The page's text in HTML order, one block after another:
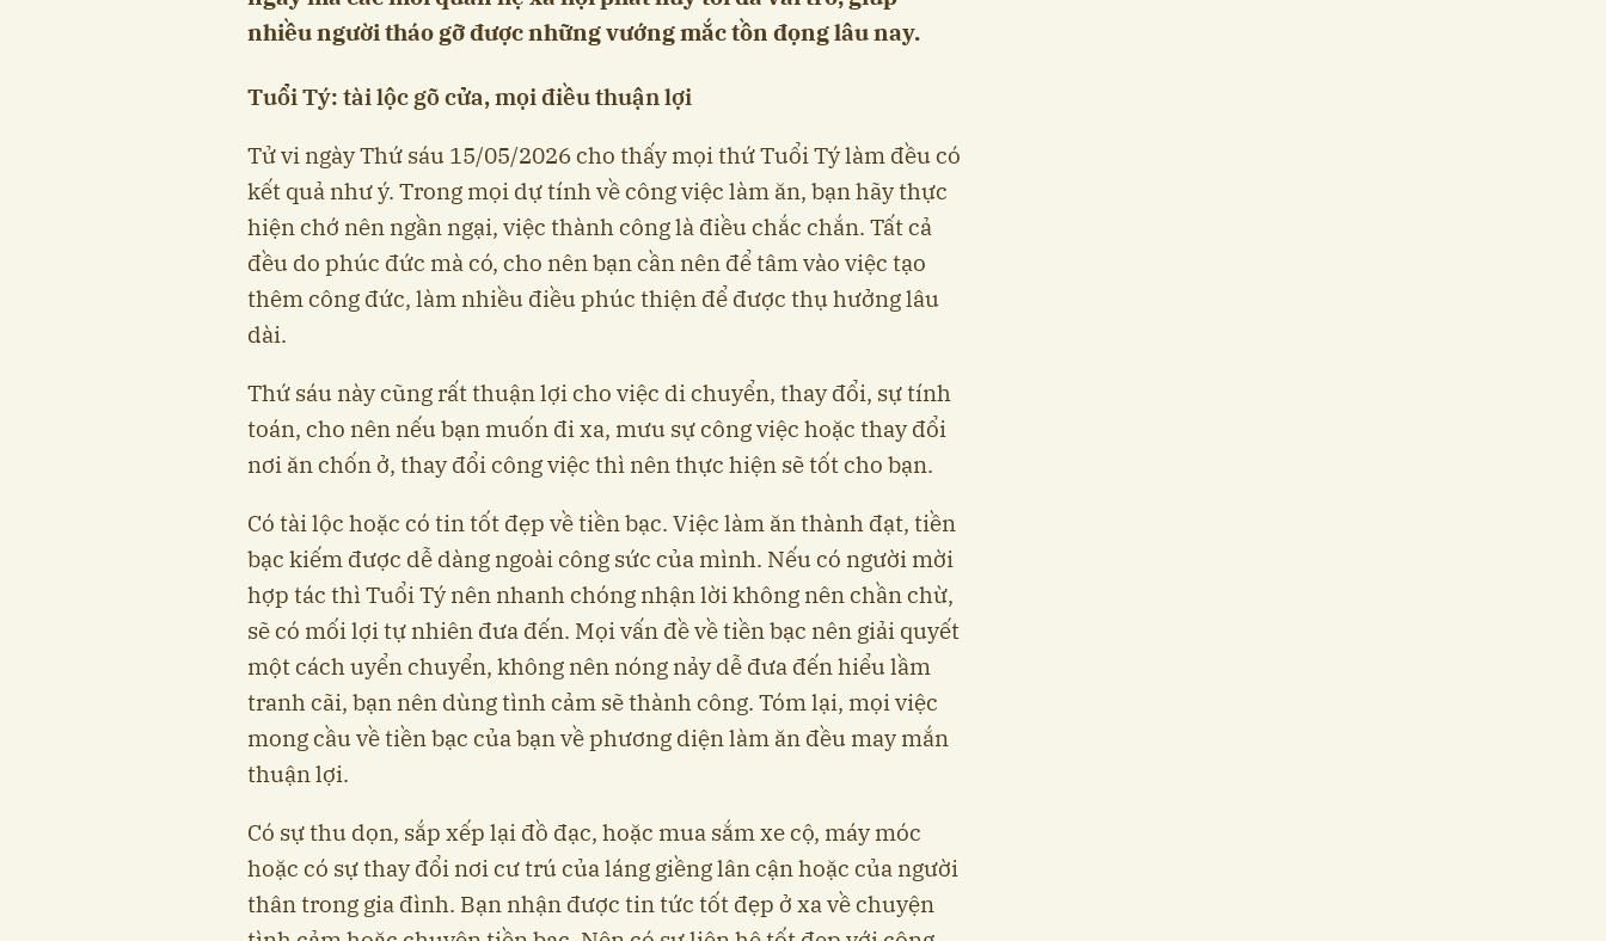
nhiều người tháo gỡ được những vướng mắc tồn đọng lâu nay.
Tuổi Tý: tài lộc gõ cửa, mọi điều thuận lợi
Tử vi ngày Thứ sáu 15/05/2026 cho thấy mọi thứ Tuổi Tý làm đều có
kết quả như ý. Trong mọi dự tính về công việc làm ăn, bạn hãy thực
hiện chớ nên ngần ngại, việc thành công là điều chắc chắn. Tất cả
đều do phúc đức mà có, cho nên bạn cần nên để tâm vào việc tạo
thêm công đức, làm nhiều điều phúc thiện để được thụ hưởng lâu
dài.
Thứ sáu này cũng rất thuận lợi cho việc di chuyển, thay đổi, sự tính
toán, cho nên nếu bạn muốn đi xa, mưu sự công việc hoặc thay đổi
nơi ăn chốn ở, thay đổi công việc thì nên thực hiện sẽ tốt cho bạn.
Có tài lộc hoặc có tin tốt đẹp về tiền bạc. Việc làm ăn thành đạt, tiền
bạc kiếm được dễ dàng ngoài công sức của mình. Nếu có người mời
hợp tác thì Tuổi Tý nên nhanh chóng nhận lời không nên chần chừ,
sẽ có mối lợi tự nhiên đưa đến. Mọi vấn đề về tiền bạc nên giải quyết
một cách uyển chuyển, không nên nóng nảy dễ đưa đến hiểu lầm
tranh cãi, bạn nên dùng tình cảm sẽ thành công. Tóm lại, mọi việc
mong cầu về tiền bạc của bạn về phương diện làm ăn đều may mắn
thuận lợi.
Có sự thu dọn, sắp xếp lại đồ đạc, hoặc mua sắm xe cộ, máy móc
hoặc có sự thay đổi nơi cư trú của láng giềng lân cận hoặc của người
thân trong gia đình. Bạn nhận được tin tức tốt đẹp ở xa về chuyện